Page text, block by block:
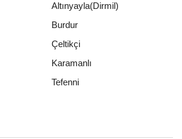
Altınyayla(Dirmil)
Burdur
Çeltikçi
Karamanlı
Tefenni